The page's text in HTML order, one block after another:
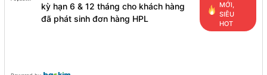
kỳ hạn 6 & 12 tháng cho khách hàng
đã phát sinh đơn hàng HPL
MỚI,
SIÊU
HOT